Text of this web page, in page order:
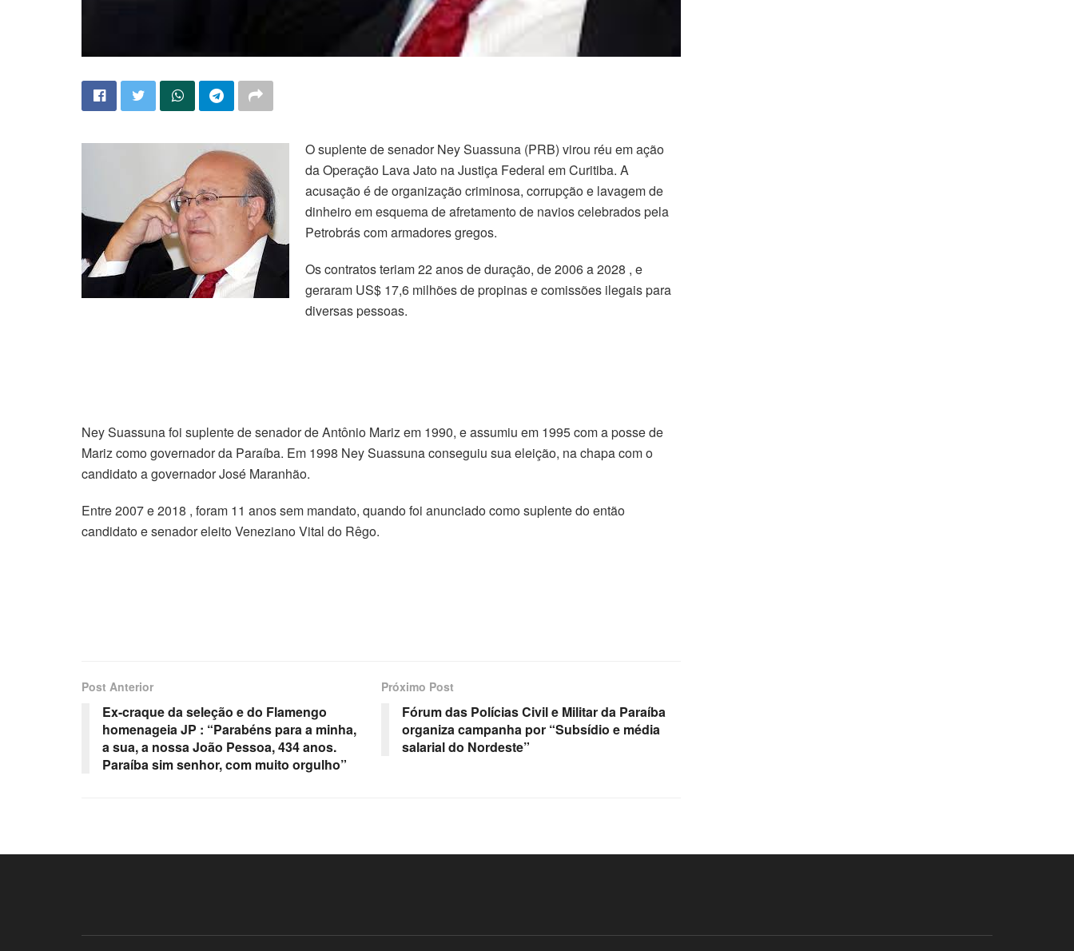
O suplente de senador Ney Suassuna (PRB) virou réu em ação
da Operação Lava Jato na Justiça Federal em Curitiba. A
acusação é de organização criminosa, corrupção e lavagem de
dinheiro em esquema de afretamento de navios celebrados pela
Petrobrás com armadores gregos.
Os contratos teriam 22 anos de duração, de 2006 a 2028 , e
geraram US$ 17,6 milhões de propinas e comissões ilegais para
diversas pessoas.
Ney Suassuna foi suplente de senador de Antônio Mariz em 1990, e assumiu em 1995 com a posse de
Mariz como governador da Paraíba. Em 1998 Ney Suassuna conseguiu sua eleição, na chapa com o
candidato a governador José Maranhão.
Entre 2007 e 2018 , foram 11 anos sem mandato, quando foi anunciado como suplente do então
candidato e senador eleito Veneziano Vital do Rêgo.
Post Anterior
Ex-craque da seleção e do Flamengo
homenageia JP : “Parabéns para a minha,
a sua, a nossa João Pessoa, 434 anos.
Paraíba sim senhor, com muito orgulho”
Próximo Post
Fórum das Polícias Civil e Militar da Paraíba
organiza campanha por “Subsídio e média
salarial do Nordeste”